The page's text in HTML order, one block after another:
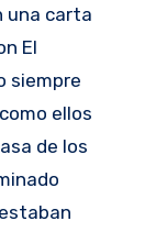
una carta
El
siempre
ellos
de los